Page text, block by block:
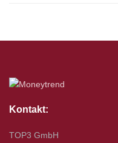
Kontakt:
TOP3 GmbH